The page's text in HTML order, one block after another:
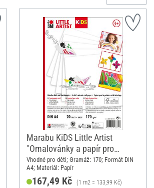
Marabu KiDS Little Artist
"Omalovánky a papír pro
řemeslníky"
Vhodné pro děti; Gramáž: 170; Formát DIN
A4; Materiál: Papír
167,49 Kč (1 m2 = 133,99 Kč)